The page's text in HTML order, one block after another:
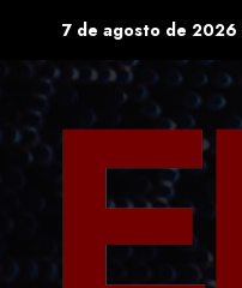
content
7 de agosto de 2026